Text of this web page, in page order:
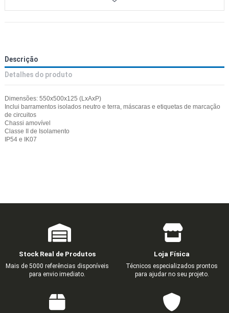
Descrição
Detalhes do produto
Dimensões: 550x500x125 (LxAxP)
Inclui barramentos isolados neutro e terra, máscaras e etiquetas de marcação
de circuitos
Chassi amovível
Classe II de Isolamento
IP54 e IK07
Stock Real de Produtos
Mais de 5000 referências disponíveis
para envio imediato.
Loja Física
Técnicos especializados prontos
para ajudar no seu projeto.